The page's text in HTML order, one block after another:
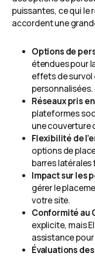
puissantes, ce qui le
accordent une
Options de
étendues pour
effets de survol
personnalisées.
Réseaux pris
plateformes
une couverture
Flexibilité de
options de
barres
Impact sur les
gérer le
votre site.
Conformité au
explicite, mais
assistance
Évaluations